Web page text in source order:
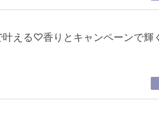
叶える♡香りとキャンペーンで輝